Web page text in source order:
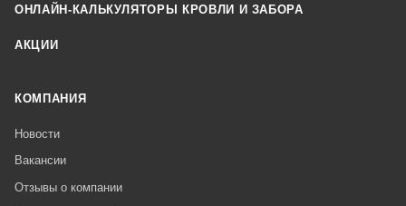
ОНЛАЙН-КАЛЬКУЛЯТОРЫ КРОВЛИ И ЗАБОРА
АКЦИИ
КОМПАНИЯ
Новости
Вакансии
Отзывы о компании